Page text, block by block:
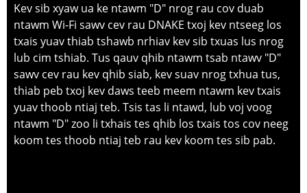
Kev sib xyaw ua ke ntawm "D" nrog rau cov duab
ntawm Wi-Fi sawv cev rau DNAKE txoj kev ntseeg los
txais yuav thiab tshawb nrhiav kev sib txuas lus nrog
lub cim tshiab. Tus qauv qhib ntawm tsab ntawv "D"
sawv cev rau kev qhib siab, kev suav nrog txhua tus,
thiab peb txoj kev daws teeb meem ntawm kev txais
yuav thoob ntiaj teb. Tsis tas li ntawd, lub voj voog
ntawm "D" zoo li txhais tes qhib los txais tos cov neeg
koom tes thoob ntiaj teb rau kev koom tes sib pab.